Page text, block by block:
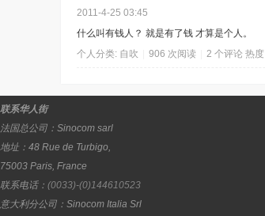
2011-4-25 03:45
什么叫有钱人？ 就是有了钱 才算是个人。
个人分类: 自吹 906 次阅读 2 个评论 热度
联系华人街
法国总公司： Sinocom sarl
地址： 48 Rue de Turbigo,
75003 Paris, France
联系电话： (0033)-(0)144610523
意大利分公司： Sinocom Italia Srl